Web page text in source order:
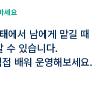
세요
에서 남에게 맡길 때
수 있습니다.
배워 운영해보세요.